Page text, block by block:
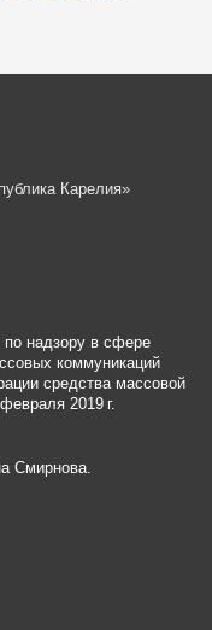
Карелия»
по надзору в сфере
коммуникаций
средства массовой
2019 г.
Смирнова.